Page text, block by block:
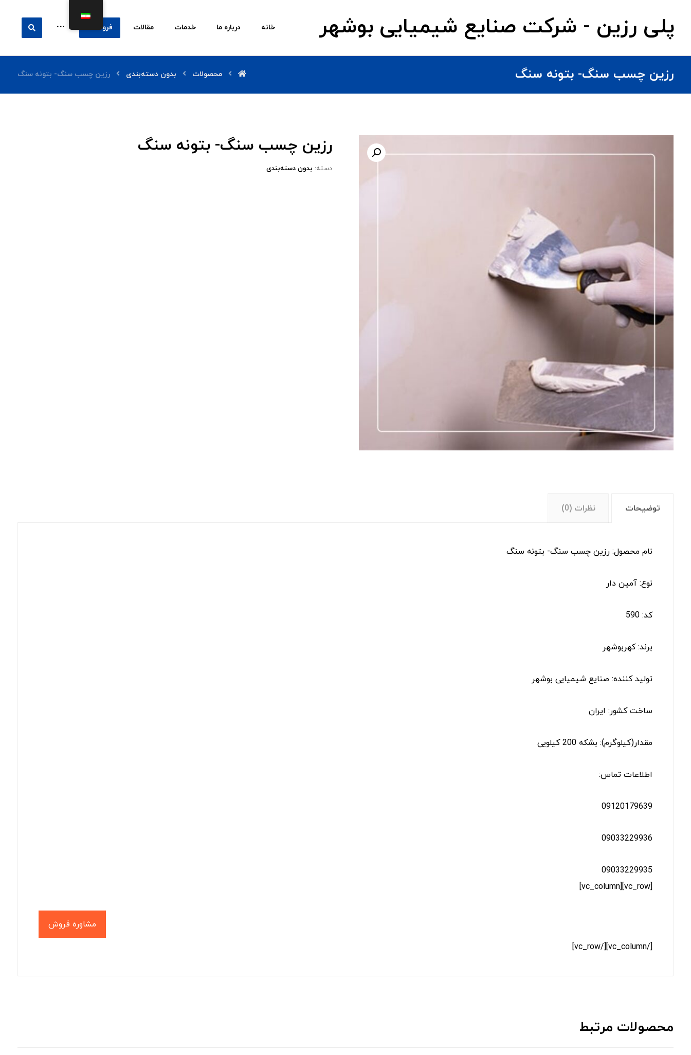
پلی رزین - شرکت صنایع شیمیایی بوشهر خانه درباره ما خدمات مقالات فروشگاه
رزین چسب سنگ- بتونه سنگ محصولات بدون دسته‌بندی رزین چسب سنگ- بتونه سنگ
رزین چسب سنگ- بتونه سنگ
دسته: بدون دسته‌بندی
توضیحات نظرات (0)
نام محصول: رزین چسب سنگ- بتونه سنگ
نوع: آمین دار
کد: 590
برند: کهربوشهر
تولید کننده: صنایع شیمیایی بوشهر
ساخت کشور: ایران
مقدار(کیلوگرم): بشکه 200 کیلویی
اطلاعات تماس:
09120179639
09033229936
09033229935
[vc_row][vc_column]
مشاوره فروش
[/vc_column][/vc_row]
محصولات مرتبط